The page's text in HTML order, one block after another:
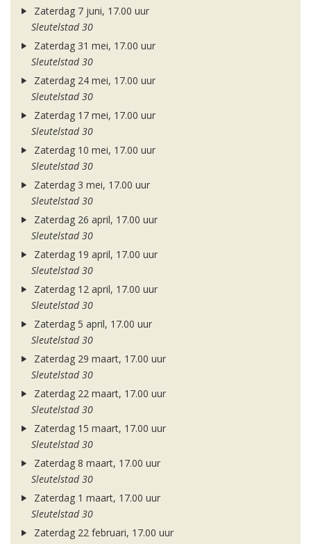
Zaterdag 7 juni, 17.00 uur
Sleutelstad 30
Zaterdag 31 mei, 17.00 uur
Sleutelstad 30
Zaterdag 24 mei, 17.00 uur
Sleutelstad 30
Zaterdag 17 mei, 17.00 uur
Sleutelstad 30
Zaterdag 10 mei, 17.00 uur
Sleutelstad 30
Zaterdag 3 mei, 17.00 uur
Sleutelstad 30
Zaterdag 26 april, 17.00 uur
Sleutelstad 30
Zaterdag 19 april, 17.00 uur
Sleutelstad 30
Zaterdag 12 april, 17.00 uur
Sleutelstad 30
Zaterdag 5 april, 17.00 uur
Sleutelstad 30
Zaterdag 29 maart, 17.00 uur
Sleutelstad 30
Zaterdag 22 maart, 17.00 uur
Sleutelstad 30
Zaterdag 15 maart, 17.00 uur
Sleutelstad 30
Zaterdag 8 maart, 17.00 uur
Sleutelstad 30
Zaterdag 1 maart, 17.00 uur
Sleutelstad 30
Zaterdag 22 februari, 17.00 uur